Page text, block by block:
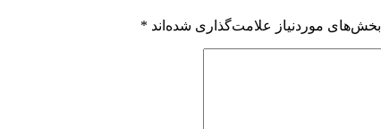
بخش‌های موردنیاز علامت‌گذاری شده‌اند *